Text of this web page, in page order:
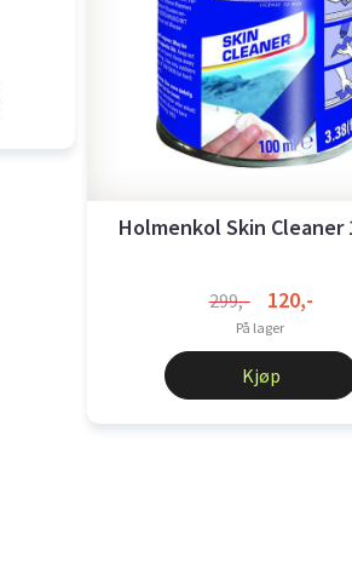
Holmenkol Skin Cleaner
299,- 120,-
På lager
Kjøp